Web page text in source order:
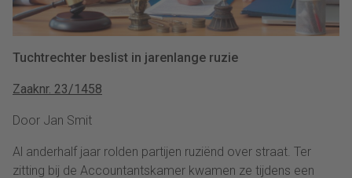
Tuchtrechter beslist in jarenlange ruzie
Zaaknr. 23/1458
Door Jan Smit
Al anderhalf jaar rolden partijen ruziënd over straat. Ter
zitting bij de Accountantskamer kwamen ze tijdens een